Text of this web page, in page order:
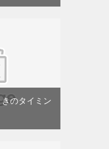
のタイミン